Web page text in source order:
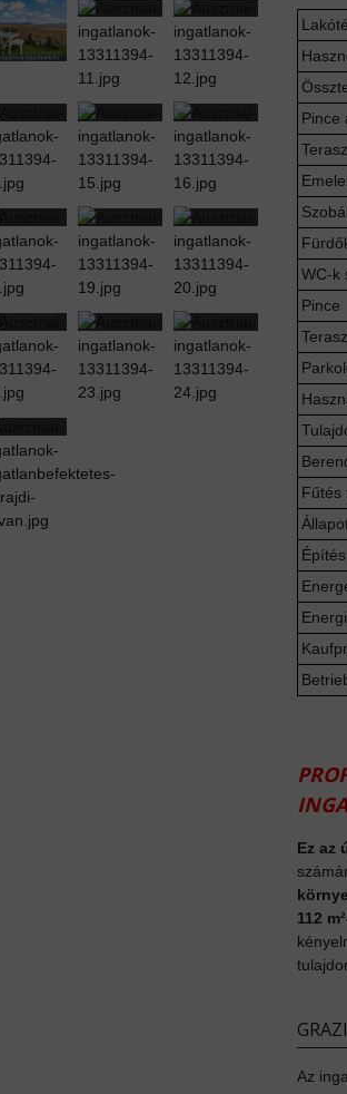
Pince
WC-k
Pince
Fűtés
Ez az
112
Az